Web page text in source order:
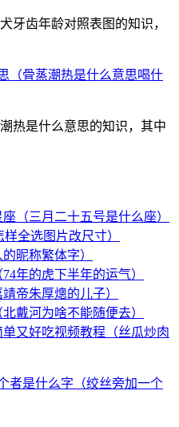
牙齿年龄对照表图的知识，
（骨蒸潮热是什么意思喝什
热是什么意思的知识，其中
（三月二十五号是什么座）
全选图片改尺寸）
昵称繁体字）
年的虎下半年的运气）
帝朱厚熜的儿子）
戴河为啥不能随便去）
又好吃视频教程（丝瓜炒肉
者是什么字（绞丝旁加一个